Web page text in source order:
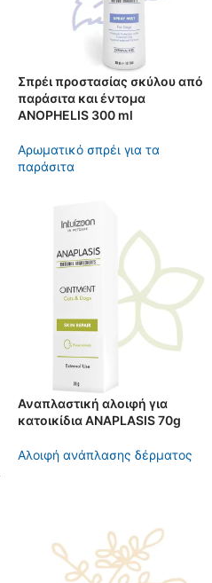
Σπρέι προστασίας σκύλου από
παράσιτα και έντομα
ANOPHELIS 300 ml
Αρωματικό σπρέι για τα
παράσιτα
Αναπλαστική αλοιφή για
κατοικίδια ANAPLASIS 70g
Aλοιφή ανάπλασης δέρματος